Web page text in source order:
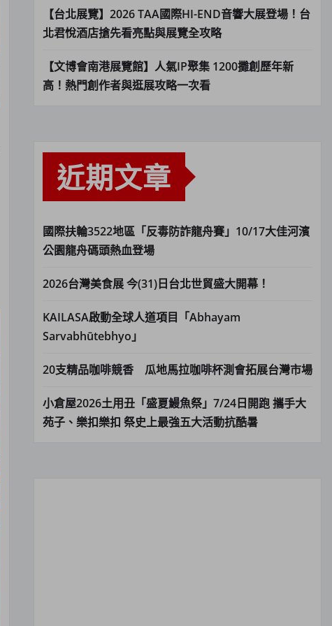
【台北展覽】2026 TAA國際HI-END音響大展登場！台
北君悅酒店搶先看亮點與展覽全攻略
【文博會南港展覽館】人氣IP聚集 1200攤創歷年新
高！熱門創作者與逛展攻略一次看
近期文章
國際扶輪3522地區「反毒防詐龍舟賽」10/17大佳河濱
公園龍舟碼頭熱血登場
2026台灣美食展 今(31)日台北世貿盛大開幕！
KAILASA啟動全球人道項目「Abhayam
Sarvabhūtebhyo」
20支精品咖啡競香 瓜地馬拉咖啡杯測會拓展台灣市場
小倉屋2026土用丑「盛夏鰻魚祭」7/24日開跑 攜手大
苑子、樂扣樂扣 祭史上最強五大活動抗酷暑